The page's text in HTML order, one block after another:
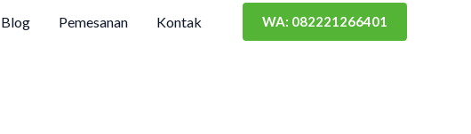
Blog Pemesanan Kontak WA: 082221266401